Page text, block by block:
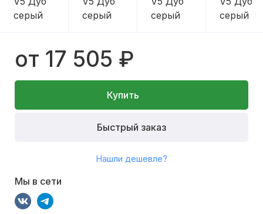
от 17 505 ₽
Купить
Быстрый заказ
Нашли дешевле?
Мы в сети